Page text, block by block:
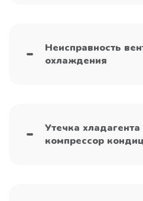
Неисправность
охлаждения
Утечка
компрессор